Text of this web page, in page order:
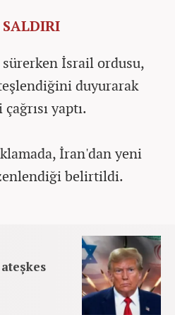
sürerken İsrail ordusu,
duyurarak
yaptı.
İran'dan yeni
belirtildi.